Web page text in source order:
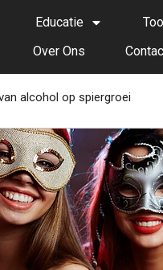
Educatie
Over Ons
alcohol op spiergroei